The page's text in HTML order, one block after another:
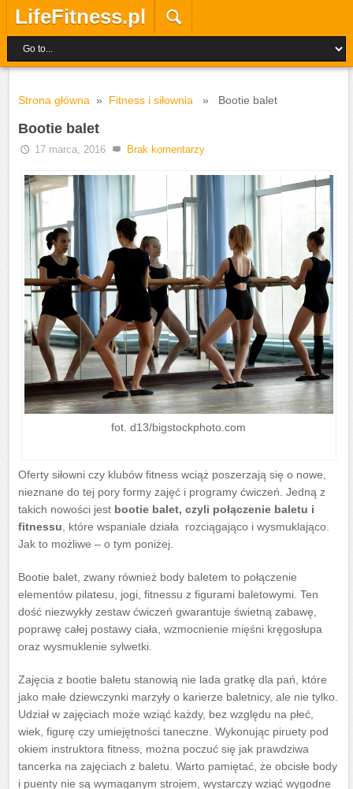
LifeFitness.pl
Strona główna » Fitness i siłownia » Bootie balet
Bootie balet
17 marca, 2016 Brak komentarzy
fot. d13/bigstockphoto.com
Oferty siłowni czy klubów fitness wciąż poszerzają się o nowe,
nieznane do tej pory formy zajęć i programy ćwiczeń. Jedną z
takich nowości jest bootie balet, czyli połączenie baletu i
fitnessu , które wspaniale działa rozciągająco i wysmuklająco.
Jak to możliwe – o tym poniżej.
Bootie balet, zwany również body baletem to połączenie
elementów pilatesu, jogi, fitnessu z figurami baletowymi. Ten
dość niezwykły zestaw ćwiczeń gwarantuje świetną zabawę,
poprawę całej postawy ciała, wzmocnienie mięśni kręgosłupa
oraz wysmuklenie sylwetki.
Zajęcia z bootie baletu stanowią nie lada gratkę dla pań, które
jako małe dziewczynki marzyły o karierze baletnicy, ale nie tylko.
Udział w zajęciach może wziąć każdy, bez względu na płeć,
wiek, figurę czy umiejętności taneczne. Wykonując piruety pod
okiem instruktora fitness, można poczuć się jak prawdziwa
tancerka na zajęciach z baletu. Warto pamiętać, że obcisłe body
i puenty nie są wymaganym strojem, wystarczy wziąć wygodne